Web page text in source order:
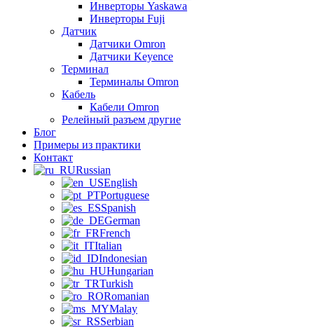
Инверторы Yaskawa
Инверторы Fuji
Датчик
Датчики Omron
Датчики Keyence
Терминал
Терминалы Omron
Кабель
Кабели Omron
Релейный разъем другие
Блог
Примеры из практики
Контакт
Russian
English
Portuguese
Spanish
German
French
Italian
Indonesian
Hungarian
Turkish
Romanian
Malay
Serbian